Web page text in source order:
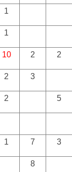
1
1
10 2 2
2 3
2 5
1 7 3
8